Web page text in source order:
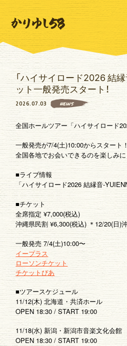
HOME
LIVE
PROFILE
DISCOGRAPHY
CONTACT
新規登
ゆいま～るSNS
ゆ
ゆいま～るブログ
ゆ
かりゆしの部屋
「ハイサイロード2026 結
ット一般発売スタート！
2026.07.03 NEWS
全国ホールツアー「ハイサイロード
一般発売が7/4(土)10:00からスタート！
全国各地でお会いできるのを楽しみ
■ライブ情報
「ハイサイロード2026 結縁音-
■チケット
全席指定 ¥7,000(税込)
沖縄県民割 ¥6,300(税込) ＊12/20(日)
一般発売 7/4(土)10:00〜
イープラス
ローソンチケット
チケットぴあ
■ツアースケジュール
11/12(木) 北海道・共済ホール
OPEN 18:30 / START 19:00
11/18(水) 新潟・新潟市音楽文化会館
OPEN 18:30 / START 19:00